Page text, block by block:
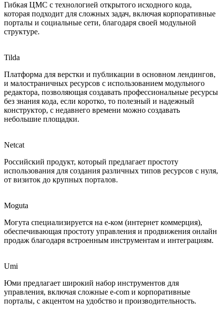
Гибкая ЦМС с технологией открытого исходного кода,
которая подходит для сложных задач, включая корпоративные
порталы и социальные сети, благодаря своей модульной
структуре.
Tilda
Платформа для верстки и публикации в основном лендингов,
и малостраничных ресурсов с использованием модульного
редактора, позволяющая создавать профессиональные ресурсы
без знания кода, если коротко, то полезный и надежный
конструктор, с недавнего времени можно создавать
небольшие площадки.
Netcat
Российский продукт, который предлагает простоту
использования для создания различных типов ресурсов с нуля,
от визиток до крупных порталов.
Moguta
Могута специализируется на е-ком (интернет коммерция),
обеспечивающая простоту управления и продвижения онлайн
продаж благодаря встроенным инструментам и интеграциям.
Umi
Юми предлагает широкий набор инструментов для
управления, включая сложные e-com и корпоративные
порталы, с акцентом на удобство и производительность.